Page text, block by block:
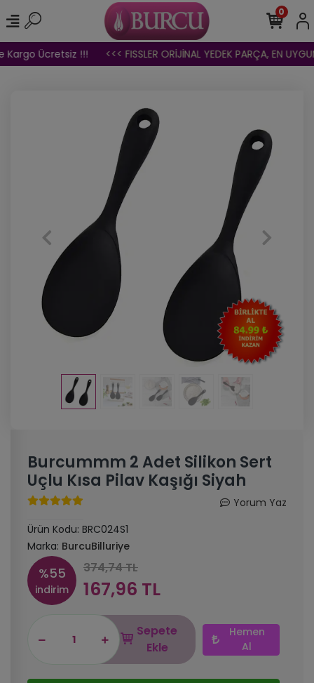
Ücretsiz !!! <<< FISSLER ORİJİNAL YEDEK PARÇA, EN
0
Burcummm 2 Adet Silikon Sert
Uçlu Kısa Pilav Kaşığı Siyah
Yorum Yaz
Ürün Kodu: BRC024S1
Marka: BurcuBilluriye
%55
indirim
374,74 TL
167,96 TL
Sepete
Ekle
Hemen
Al